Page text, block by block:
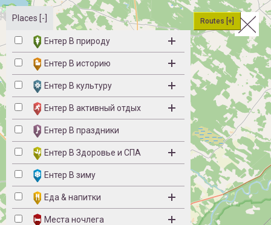
Places [-]
Ентер B природу
Ентер B историю
Ентер B культуру
Ентер B активный отдых
Ентер B праздники
Ентер B Здоровье и СПА
Ентер B зиму
Eда & напитки
Места ночлега
Routes [+]